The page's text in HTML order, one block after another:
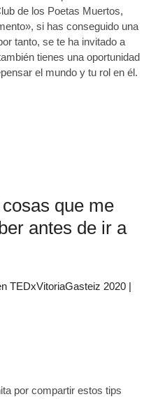
de los Poetas Muertos,
si has conseguido una
tanto, se te ha invitado a
tienes una oportunidad
el mundo y tu rol en él.
que me
antes de ir a
TEDxVitoriaGasteiz 2020 |
por compartir estos tips